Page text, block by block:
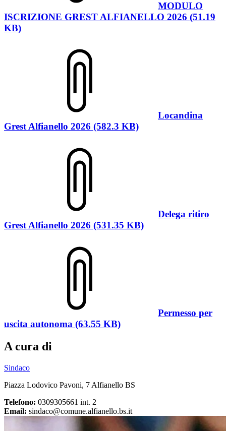
MODULO
ISCRIZIONE GREST ALFIANELLO 2026 (51.19
KB)
Locandina
Grest Alfianello 2026 (582.3 KB)
Delega ritiro
Grest Alfianello 2026 (531.35 KB)
Permesso per
uscita autonoma (63.55 KB)
A cura di
Sindaco
Piazza Lodovico Pavoni, 7 Alfianello BS
Telefono: 0309305661 int. 2
Email: sindaco@comune.alfianello.bs.it